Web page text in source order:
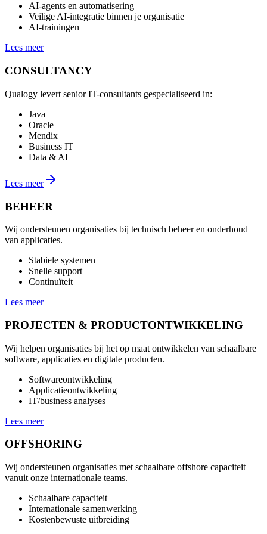
AI-agents en automatisering
Veilige AI-integratie binnen je organisatie
AI-trainingen
Lees meer
CONSULTANCY
Qualogy levert senior IT-consultants gespecialiseerd in:
Java
Oracle
Mendix
Business IT
Data & AI
Lees meer
BEHEER
Wij ondersteunen organisaties bij technisch beheer en onderhoud
van applicaties.
Stabiele systemen
Snelle support
Continuïteit
Lees meer
PROJECTEN & PRODUCTONTWIKKELING
Wij helpen organisaties bij het op maat ontwikkelen van schaalbare
software, applicaties en digitale producten.
Softwareontwikkeling
Applicatieontwikkeling
IT/business analyses
Lees meer
OFFSHORING
Wij ondersteunen organisaties met schaalbare offshore capaciteit
vanuit onze internationale teams.
Schaalbare capaciteit
Internationale samenwerking
Kostenbewuste uitbreiding